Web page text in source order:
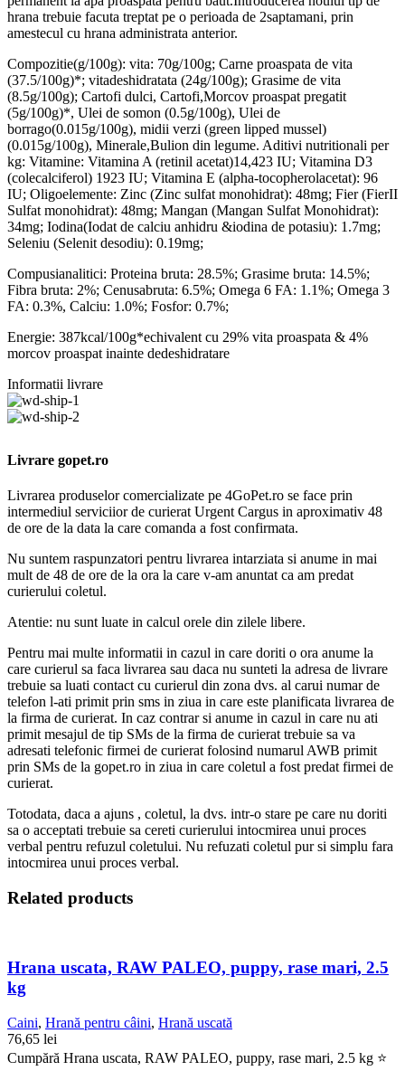
hrana trebuie facuta treptat pe o perioada de 2saptamani, prin
amestecul cu hrana administrata anterior.
Compozitie(g/100g): vita: 70g/100g; Carne proaspata de vita
(37.5/100g)*; vitadeshidratata (24g/100g); Grasime de vita
(8.5g/100g); Cartofi dulci, Cartofi,Morcov proaspat pregatit
(5g/100g)*, Ulei de somon (0.5g/100g), Ulei de
borrago(0.015g/100g), midii verzi (green lipped mussel)
(0.015g/100g), Minerale,Bulion din legume. Aditivi nutritionali per
kg: Vitamine: Vitamina A (retinil acetat)14,423 IU; Vitamina D3
(colecalciferol) 1923 IU; Vitamina E (alpha-tocopherolacetat): 96
IU; Oligoelemente: Zinc (Zinc sulfat monohidrat): 48mg; Fier (FierII
Sulfat monohidrat): 48mg; Mangan (Mangan Sulfat Monohidrat):
34mg; Iodina(Iodat de calciu anhidru &iodina de potasiu): 1.7mg;
Seleniu (Selenit desodiu): 0.19mg;
Compusianalitici: Proteina bruta: 28.5%; Grasime bruta: 14.5%;
Fibra bruta: 2%; Cenusabruta: 6.5%; Omega 6 FA: 1.1%; Omega 3
FA: 0.3%, Calciu: 1.0%; Fosfor: 0.7%;
Energie: 387kcal/100g*echivalent cu 29% vita proaspata & 4%
morcov proaspat inainte dedeshidratare
Informatii livrare
Livrare gopet.ro
Livrarea produselor comercializate pe 4GoPet.ro se face prin
intermediul serviciior de curierat Urgent Cargus in aproximativ 48
de ore de la data la care comanda a fost confirmata.
Nu suntem raspunzatori pentru livrarea intarziata si anume in mai
mult de 48 de ore de la ora la care v-am anuntat ca am predat
curierului coletul.
Atentie: nu sunt luate in calcul orele din zilele libere.
Pentru mai multe informatii in cazul in care doriti o ora anume la
care curierul sa faca livrarea sau daca nu sunteti la adresa de livrare
trebuie sa luati contact cu curierul din zona dvs. al carui numar de
telefon l-ati primit prin sms in ziua in care este planificata livrarea de
la firma de curierat. In caz contrar si anume in cazul in care nu ati
primit mesajul de tip SMs de la firma de curierat trebuie sa va
adresati telefonic firmei de curierat folosind numarul AWB primit
prin SMs de la gopet.ro in ziua in care coletul a fost predat firmei de
curierat.
Totodata, daca a ajuns , coletul, la dvs. intr-o stare pe care nu doriti
sa o acceptati trebuie sa cereti curierului intocmirea unui proces
verbal pentru refuzul coletului. Nu refuzati coletul pur si simplu fara
intocmirea unui proces verbal.
Related products
Hrana uscata, RAW PALEO, puppy, rase mari, 2.5
kg
Caini, Hrană pentru câini, Hrană uscată
76,65 lei
Cumpără Hrana uscata, RAW PALEO, puppy, rase mari, 2.5 kg ⭐